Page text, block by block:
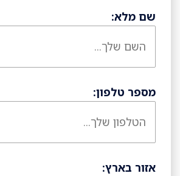
שם מלא:
מספר טלפון:
אזור בארץ: